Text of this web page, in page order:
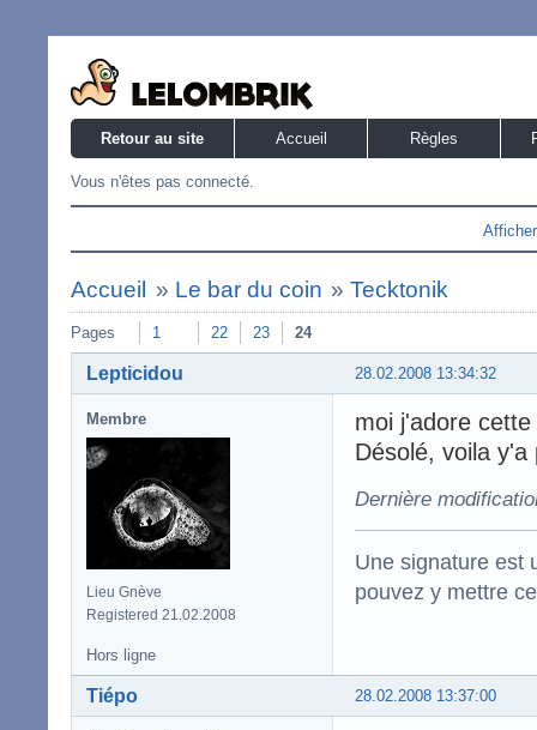
Retour au site Accueil Règles
Vous n'êtes pas connecté.
Accueil » Le bar du coin »Tecktonik
Pages 1 22 23 24
28.02.2008 13:34:32
Lepticidou
Membre
Lieu Gnève
Registered 21.02.2008
moi j'adore cette
Désolé, voila
Dernière
Une signature est
pouvez y mettre
Hors ligne
28.02.2008 13:37:00
Tiépo